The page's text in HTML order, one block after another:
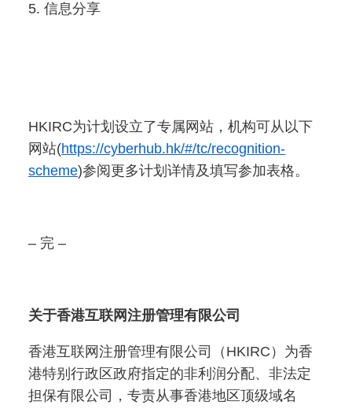
信息分享
HKIRC为计划设立了专属网站，机构可从以下
网站(https://cyberhub.hk/#/tc/recognition-
scheme)参阅更多计划详情及填写参加表格。
– 完 –
关于香港互联网注册管理有限公司
香港互联网注册管理有限公司（HKIRC）为香
港特别行政区政府指定的非利润分配、非法定
担保有限公司，专责从事香港地区顶级域名